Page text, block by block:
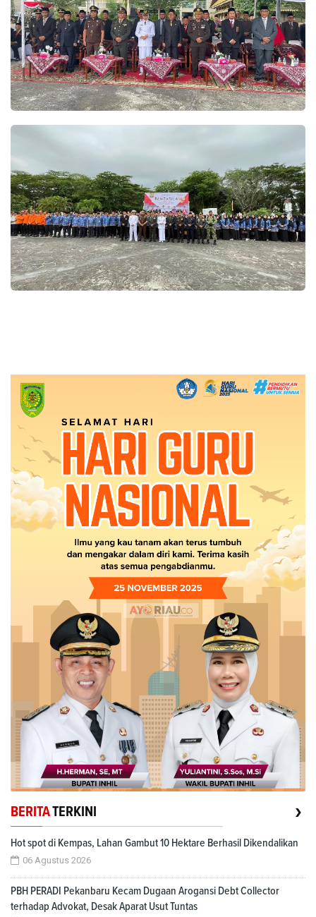
BERITATERKINI ›
Hot spot di Kempas, Lahan Gambut 10 Hektare Berhasil Dikendalikan
06 Agustus 2026
PBH PERADI Pekanbaru Kecam Dugaan Arogansi Debt Collector
terhadap Advokat, Desak Aparat Usut Tuntas